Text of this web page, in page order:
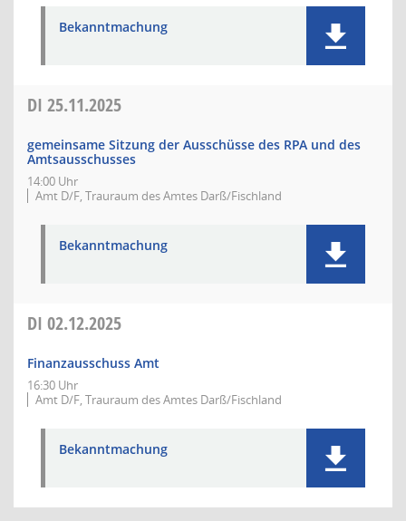
Bekanntmachung
DI 25.11.2025
gemeinsame Sitzung der Ausschüsse des RPA und des
Amtsausschusses
14:00 Uhr
Amt D/F, Trauraum des Amtes Darß/Fischland
Bekanntmachung
DI 02.12.2025
Finanzausschuss Amt
16:30 Uhr
Amt D/F, Trauraum des Amtes Darß/Fischland
Bekanntmachung